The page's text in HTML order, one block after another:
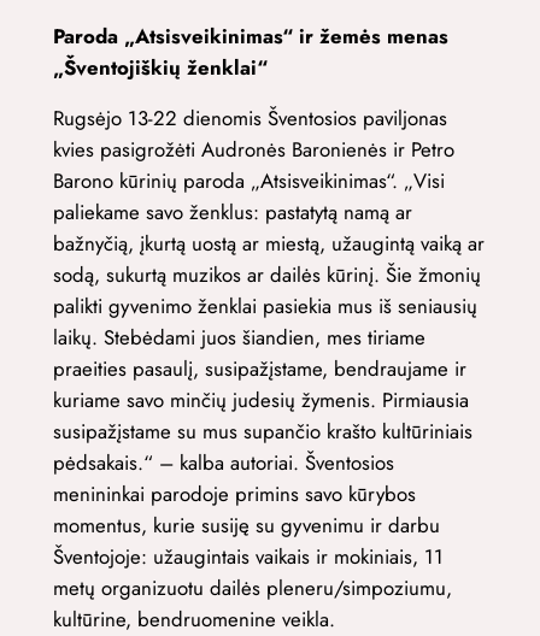
Paroda „Atsisveikinimas“ ir žemės menas
„Šventojiškių ženklai“
Rugsėjo 13-22 dienomis Šventosios paviljonas
kvies pasigrožėti Audronės Baronienės ir Petro
Barono kūrinių paroda „Atsisveikinimas“. „Visi
paliekame savo ženklus: pastatytą namą ar
bažnyčią, įkurtą uostą ar miestą, užaugintą vaiką ar
sodą, sukurtą muzikos ar dailės kūrinį. Šie žmonių
palikti gyvenimo ženklai pasiekia mus iš seniausių
laikų. Stebėdami juos šiandien, mes tiriame
praeities pasaulį, susipažįstame, bendraujame ir
kuriame savo minčių judesių žymenis. Pirmiausia
susipažįstame su mus supančio krašto kultūriniais
pėdsakais.“ – kalba autoriai. Šventosios
menininkai parodoje primins savo kūrybos
momentus, kurie susiję su gyvenimu ir darbu
Šventojoje: užaugintais vaikais ir mokiniais, 11
metų organizuotu dailės pleneru/simpoziumu,
kultūrine, bendruomenine veikla.